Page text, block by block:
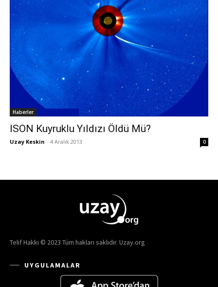
Haberler
ISON Kuyruklu Yıldızı Öldü Mü?
Uzay Keskin - 4 Aralık 2013 0
Telif Hakkı © 2023 Tüm hakları saklıdır. Uzay.org
UYGULAMALAR